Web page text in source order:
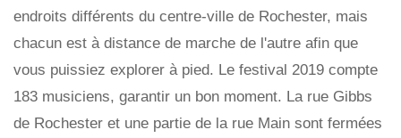
endroits différents du centre-ville de Rochester, mais
chacun est à distance de marche de l'autre afin que
vous puissiez explorer à pied. Le festival 2019 compte
183 musiciens, garantir un bon moment. La rue Gibbs
de Rochester et une partie de la rue Main sont fermées